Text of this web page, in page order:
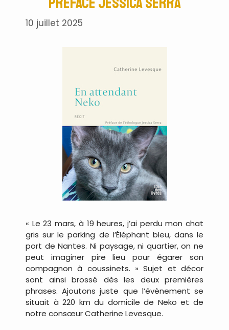
10 juillet 2025
« Le 23 mars, à 19 heures, j’ai perdu mon chat
gris sur le parking de l’Éléphant bleu, dans le
port de Nantes. Ni paysage, ni quartier, on ne
peut imaginer pire lieu pour égarer son
compagnon à coussinets. » Sujet et décor
sont ainsi brossé dès les deux premières
phrases. Ajoutons juste que l’évènement se
situait à 220 km du domicile de Neko et de
notre consœur Catherine Levesque.